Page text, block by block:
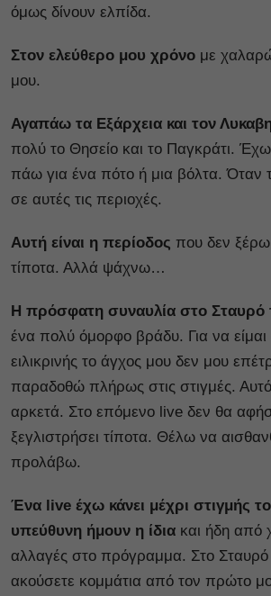
όμως δίνουν ελπίδα.
Στον ελεύθερο μου χρόνο με
μου.
Αγαπάω τα Εξάρχεια και τον
πολύ το Θησείο και το Παγκράτι.
πάω για ένα πότο ή μια βόλτα. Όταν
σε αυτές τις περιοχές.
Αυτή είναι η περίοδος που δεν ξέρω
τίποτα. Αλλά ψάχνω…
Η πρόσφατη συναυλία στο Σταυρό
ένα πολύ όμορφο βράδυ. Για να
ειλικρινής το άγχος μου δεν μου
παραδοθώ πλήρως στις στιγμές.
αρκετά. Στο επόμενο live δεν θα
ξεγλιστρήσει τίποτα. Θέλω να
προλάβω.
Ένα live έχω κάνει μέχρι στιγμής
υπεύθυνη ήμουν η ίδια και ήδη από
αλλαγές στο πρόγραμμα. Στο Σταυρό
ακούσετε κομμάτια από τον πρώτο